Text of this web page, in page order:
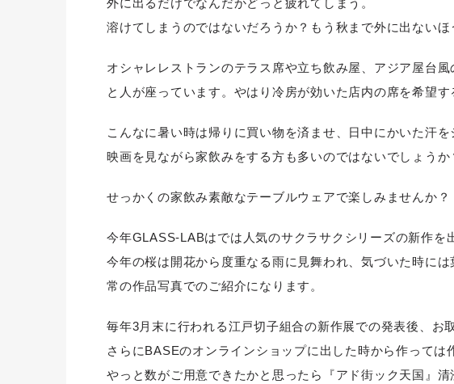
外に出るだけでなんだかどっと疲れてしまう。
溶けてしまうのではないだろうか？もう秋まで外に出ない
オシャレレストランのテラス席や立ち飲み屋、アジア屋台
と人が座っています。やはり冷房が効いた店内の席を希望す
こんなに暑い時は帰りに買い物を済ませ、日中にかいた汗
映画を見ながら家飲みをする方も多いのではないでしょうか
せっかくの家飲み素敵なテーブルウェアで楽しみませんか？
今年GLASS-LABはでは人気のサクラサクシリーズの新作を
今年の桜は開花から度重なる雨に見舞われ、気づいた時に
常の作品写真でのご紹介になります。
毎年3月末に行われる江戸切子組合の新作展での発表後、お
さらにBASEのオンラインショップに出した時から作っては
やっと数がご用意できたかと思ったら『アド街ック天国』